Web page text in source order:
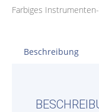
Farbiges
Beschreibung